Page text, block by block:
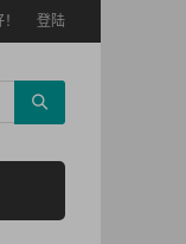
登陆